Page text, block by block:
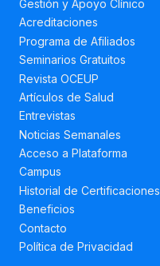
Gestión y Apoyo Clínico
Acreditaciones
Programa de Afiliados
Seminarios Gratuitos
Revista OCEUP
Artículos de Salud
Entrevistas
Noticias Semanales
Acceso a Plataforma
Campus
Historial de Certificaciones
Beneficios
Contacto
Política de Privacidad